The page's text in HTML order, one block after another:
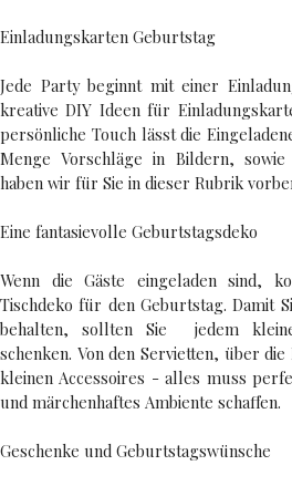
Einladungskarten Geburtstag
Jede Party beginnt mit einer
kreative DIY Ideen für
persönliche Touch lässt die
Menge Vorschläge in Bildern,
haben wir für Sie in dieser Rubrik
Eine fantasievolle Geburtstagsdeko
Wenn die Gäste eingeladen sind,
Tischdeko für den Geburtstag. Damit
behalten, sollten Sie jedem
schenken. Von den Servietten, über
kleinen Accessoires - alles muss
und märchenhaftes Ambiente schaffen.
Geschenke und Geburtstagswünsche